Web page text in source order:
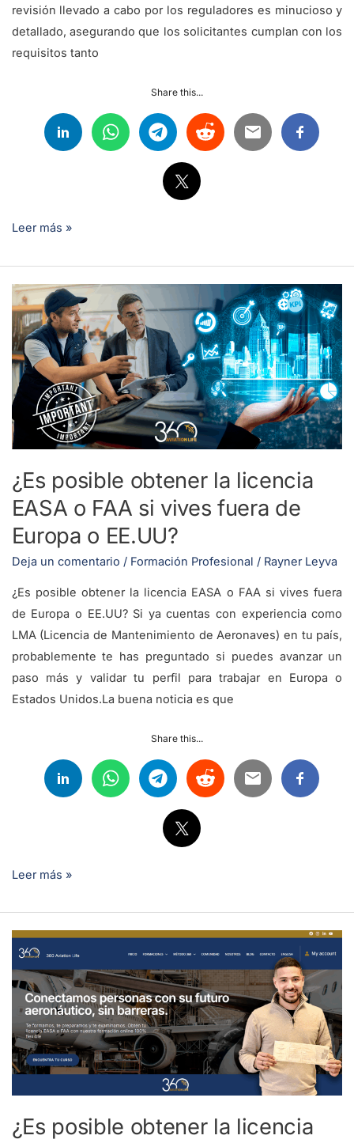
revisión llevado a cabo por los reguladores es minucioso y
detallado, asegurando que los solicitantes cumplan con los
requisitos tanto
Share this...
Leer más »
¿Es posible obtener la licencia
EASA o FAA si vives fuera de
Europa o EE.UU?
Deja un comentario / Formación Profesional / Rayner Leyva
¿Es posible obtener la licencia EASA o FAA si vives fuera
de Europa o EE.UU? Si ya cuentas con experiencia como
LMA (Licencia de Mantenimiento de Aeronaves) en tu país,
probablemente te has preguntado si puedes avanzar un
paso más y validar tu perfil para trabajar en Europa o
Estados Unidos.La buena noticia es que
Share this...
¿Es
posible
obtener
la
licencia
EASA
o
FAA
vives
fuera
de
EE.UU?
Leer más »
¿Es posible obtener la licencia
¿Es
posible
obtener
licencia
EASA
o
vives